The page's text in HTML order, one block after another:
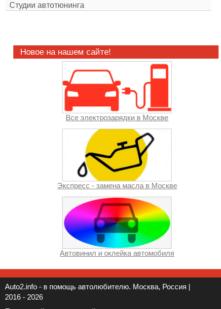
Студии автотюнинга
Новое на нашем сайте!
Все электрозарядки в Москве
Экспресс - замена масла в Москве
Автовинил и оклейка автомобиля
Auto2.info - в помощь автолюбителю. Москва, Россия |
2016 - 2026